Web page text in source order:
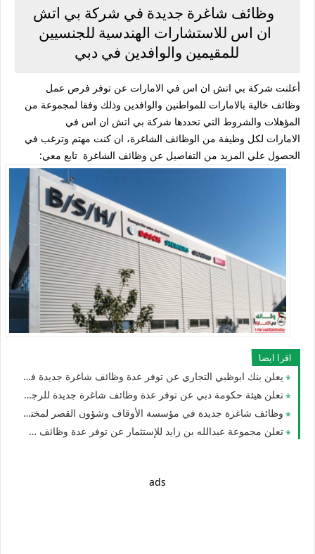
وظائف شاغرة جديدة في شركة بي اتش
ان اس للاستشارات الهندسية للجنسيين
للمقيمين والوافدين في دبي
أعلنت شركة بي اتش ان اس في الامارات عن توفر فرص عمل
وظائف خالية بالامارات للمواطنين والوافدين وذلك وفقا لمجموعة من
المؤهلات والشروط التي تحددها شركة بي اتش ان اس في
الامارات لكل وظيفة من الوظائف الشاغرة، ان كنت مهتم وترغب في
الحصول علي المزيد من التفاصيل عن وظائف الشاغرة تابع معي:
اقرا ايضا
يعلن بنك ابوظبي التجاري عن توفر عدة وظائف شاغرة جديدة في مختلف التخصصات للجنسيين براتب 10,000دهم في دبي وأبوظبي والعين
تعلن هيئة حكومة دبي عن توفر عدة وظائف شاغرة جديدة للرجال والنساء في الامارات
وظائف شاغرة جديدة في مؤسسة الأوقاف وشؤون القصر لمختلف التخصصات للجنسيين بدبي في الامارات
تعلن مجموعة عبدالله بن زايد للإستثمار عن توفر عدة وظائف شاغرة جديدة في مختلف التخصصات للجنسيين في بدبي
ads